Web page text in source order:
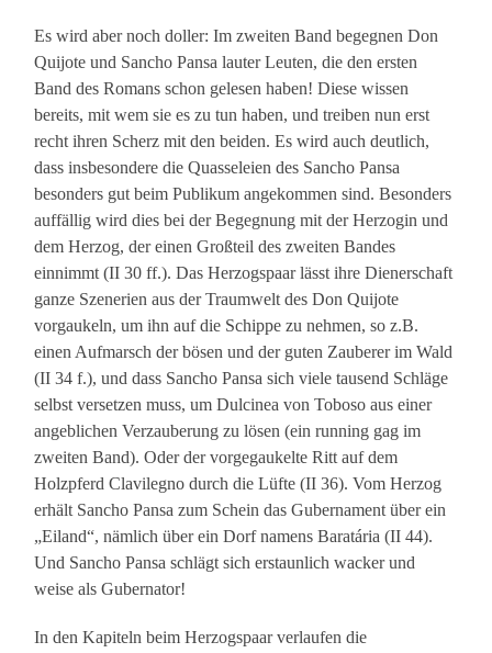
Es wird aber noch doller: Im zweiten Band begegnen Don
Quijote und Sancho Pansa lauter Leuten, die den ersten
Band des Romans schon gelesen haben! Diese wissen
bereits, mit wem sie es zu tun haben, und treiben nun erst
recht ihren Scherz mit den beiden. Es wird auch deutlich,
dass insbesondere die Quasseleien des Sancho Pansa
besonders gut beim Publikum angekommen sind. Besonders
auffällig wird dies bei der Begegnung mit der Herzogin und
dem Herzog, der einen Großteil des zweiten Bandes
einnimmt (II 30 ff.). Das Herzogspaar lässt ihre Dienerschaft
ganze Szenerien aus der Traumwelt des Don Quijote
vorgaukeln, um ihn auf die Schippe zu nehmen, so z.B.
einen Aufmarsch der bösen und der guten Zauberer im Wald
(II 34 f.), und dass Sancho Pansa sich viele tausend Schläge
selbst versetzen muss, um Dulcinea von Toboso aus einer
angeblichen Verzauberung zu lösen (ein running gag im
zweiten Band). Oder der vorgegaukelte Ritt auf dem
Holzpferd Clavilegno durch die Lüfte (II 36). Vom Herzog
erhält Sancho Pansa zum Schein das Gubernament über ein
„Eiland“, nämlich über ein Dorf namens Baratária (II 44).
Und Sancho Pansa schlägt sich erstaunlich wacker und
weise als Gubernator!
In den Kapiteln beim Herzogspaar verlaufen die